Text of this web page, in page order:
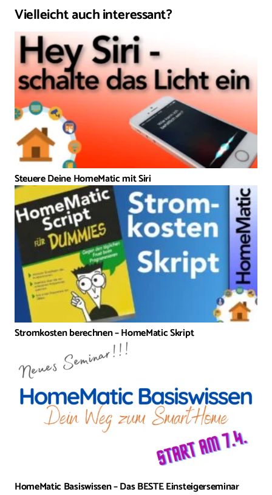
Vielleicht auch interessant?
Steuere Deine HomeMatic mit Siri
Stromkosten berechnen – HomeMatic Skript
HomeMatic Basiswissen – Das BESTE Einsteigerseminar